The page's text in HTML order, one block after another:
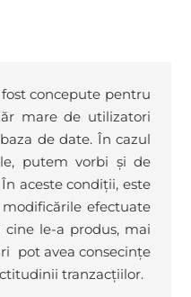
concepute pentru
mare de utilizatori
de date. În cazul
putem vorbi și de
aceste condiții, este
efectuate
cine le-a produs, mai
pot avea consecințe
tranzacțiilor.